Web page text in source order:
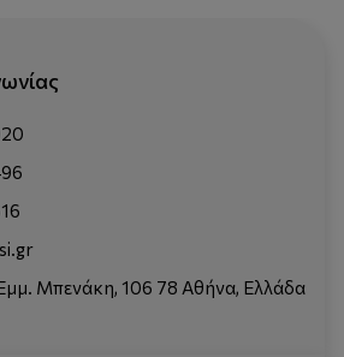
Μπενάκη, 106 78 Αθήνα, Ελλάδα